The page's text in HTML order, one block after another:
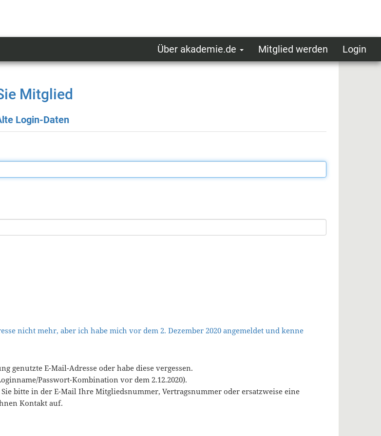
User
Über akademie.de Mitglied werden Login
Mitglied
Login-Daten
nicht mehr, aber ich habe mich vor dem 2. Dezember 2020 angemeldet und kenne
genutzte E-Mail-Adresse oder habe diese vergessen.
Passwort-Kombination vor dem 2.12.2020).
Sie bitte in der E-Mail Ihre Mitgliedsnummer, Vertragsnummer oder ersatzweise eine
Kontakt auf.